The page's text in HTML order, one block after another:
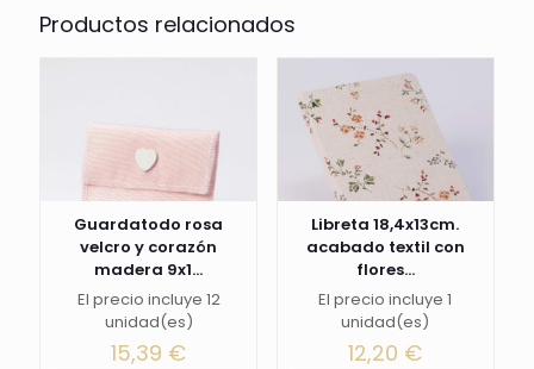
Productos relacionados
Guardatodo rosa
velcro y corazón
madera 9x1...
El precio incluye 12
unidad(es)
15,39 €
Libreta 18,4x13cm.
acabado textil con
flores...
El precio incluye 1
unidad(es)
12,20 €